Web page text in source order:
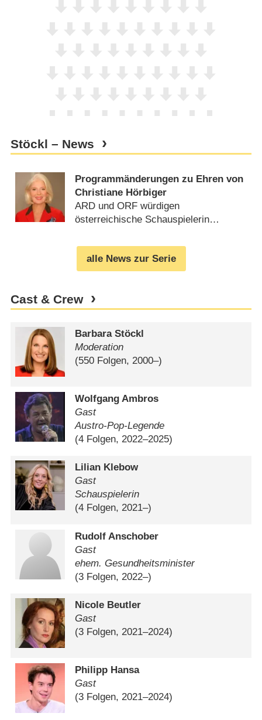
Stöckl – News
Programmänderungen zu Ehren von
Christiane Hörbiger
ARD und ORF würdigen
österreichische Schauspielerin
alle News zur Serie
Cast & Crew
Barbara Stöckl
Moderation
(550 Folgen, 2000⁠–⁠)
Wolfgang Ambros
Gast
Austro-Pop-Legende
(4 Folgen, 2022⁠–⁠2025)
Lilian Klebow
Gast
Schauspielerin
(4 Folgen, 2021⁠–⁠)
Rudolf Anschober
Gast
ehem. Gesundheitsminister
(3 Folgen, 2022⁠–⁠)
Nicole Beutler
Gast
(3 Folgen, 2021⁠–⁠2024)
Philipp Hansa
Gast
(3 Folgen, 2021⁠–⁠2024)